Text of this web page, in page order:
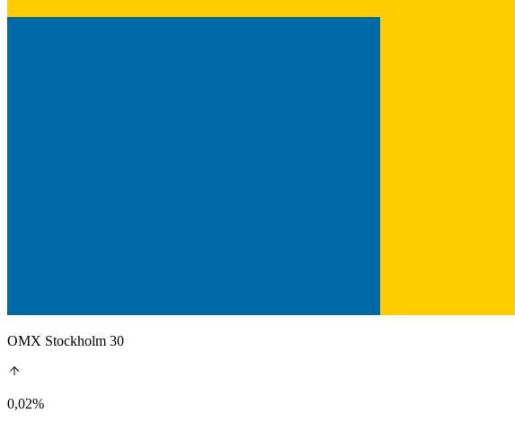
OMX Stockholm 30
0,02%